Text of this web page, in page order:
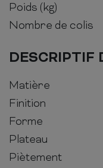
Poids (kg)
Nombre de colis
DESCRIPTIF
Matière
Finition
Forme
Plateau
Piètement